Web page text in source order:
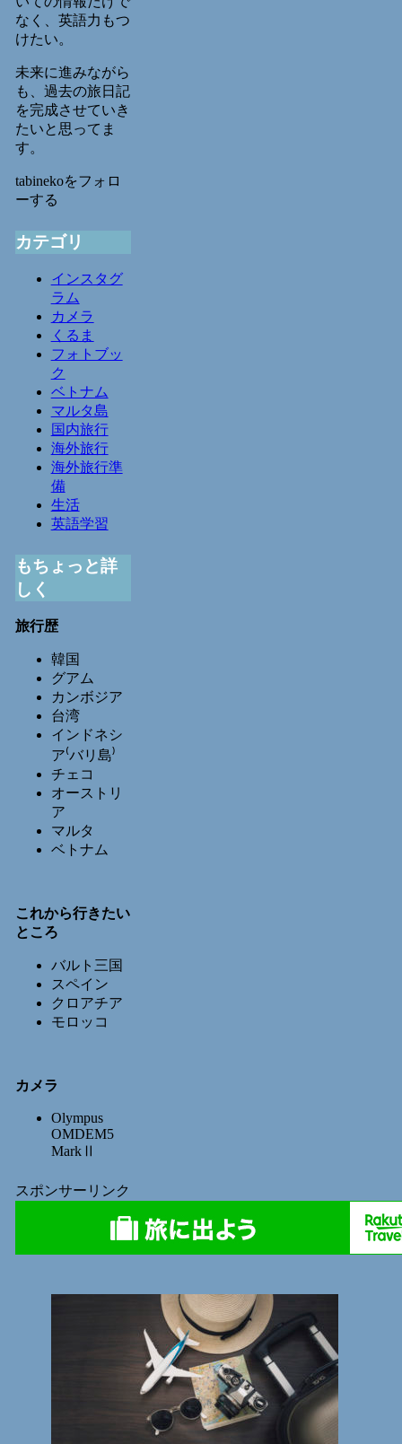
なく、英語力もつ
けたい。
未来に進みながら
も、過去の旅日記
を完成させていき
たいと思ってま
す。
tabinekoをフォロ
ーする
カテゴリ
インスタグ
ラム
カメラ
くるま
フォトブッ
ク
ベトナム
マルタ島
国内旅行
海外旅行
海外旅行準
備
生活
英語学習
もちょっと詳
しく
旅行歴
韓国
グアム
カンボジア
台湾
インドネシ
ア⁽バリ島⁾
チェコ
オーストリ
ア
マルタ
ベトナム
これから行きたい
ところ
バルト三国
スペイン
クロアチア
モロッコ
カメラ
Olympus
OMDEM5
MarkⅡ
スポンサーリンク